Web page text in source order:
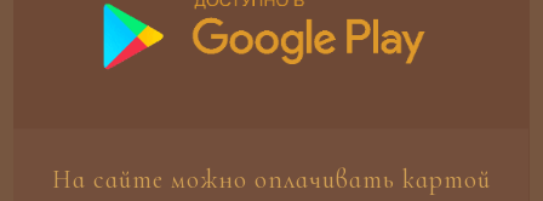
На сайте можно оплачивать картой